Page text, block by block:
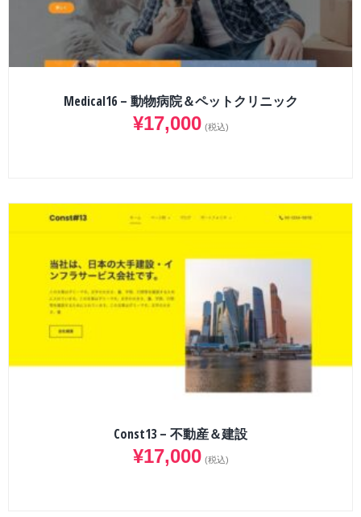
Medical16 – 動物病院＆ペットクリニック
¥17,000 (税込)
Const13 – 不動産＆建設
¥17,000 (税込)